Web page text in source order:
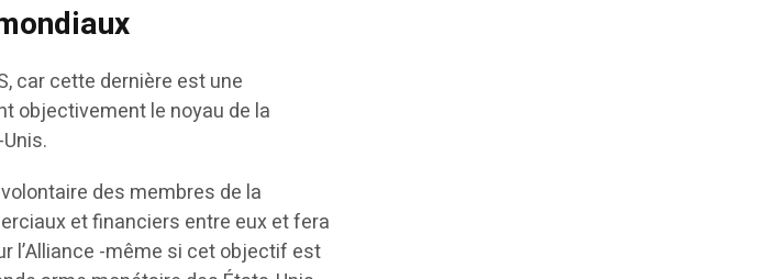
car cette dernière est une
objectivement le noyau de la
des membres de la
et financiers entre eux et fera
l’Alliance -même si cet objectif est